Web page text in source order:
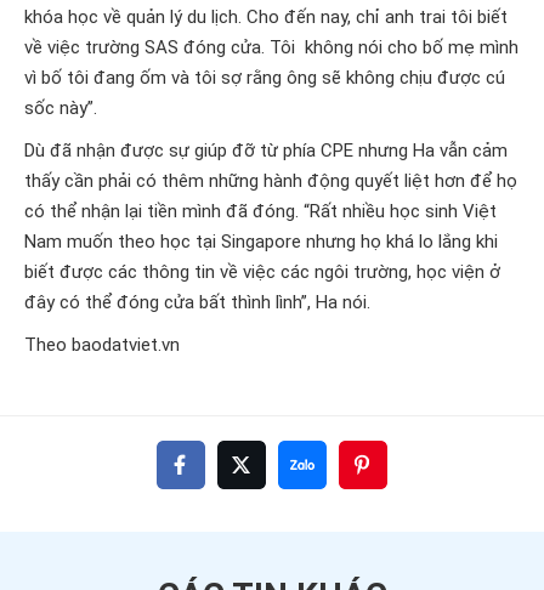
khóa học về quản lý du lịch. Cho đến nay, chỉ anh trai tôi biết
về việc trường SAS đóng cửa. Tôi không nói cho bố mẹ mình
vì bố tôi đang ốm và tôi sợ rằng ông sẽ không chịu được cú
sốc này”.
Dù đã nhận được sự giúp đỡ từ phía CPE nhưng Ha vẫn cảm
thấy cần phải có thêm những hành động quyết liệt hơn để họ
có thể nhận lại tiền mình đã đóng. “Rất nhiều học sinh Việt
Nam muốn theo học tại Singapore nhưng họ khá lo lắng khi
biết được các thông tin về việc các ngôi trường, học viện ở
đây có thể đóng cửa bất thình lình”, Ha nói.
Theo baodatviet.vn